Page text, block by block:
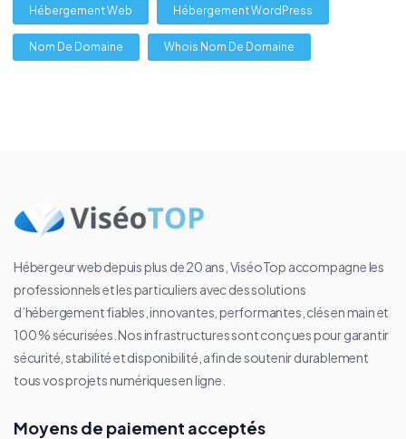
Hébergement Web Hébergement WordPress
Nom De Domaine Whois Nom De Domaine
Hébergeur web depuis plus de 20 ans, ViséoTop accompagne les
professionnels et les particuliers avec des solutions
d’hébergement fiables, innovantes, performantes, clés en main et
100 % sécurisées. Nos infrastructures sont conçues pour garantir
sécurité, stabilité et disponibilité, afin de soutenir durablement
tous vos projets numériques en ligne.
Moyens de paiement acceptés